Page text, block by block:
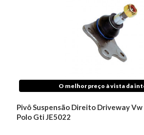
O melhor preço à vista da
Pivô Suspensão Direito Driveway
Polo Gti JE5022